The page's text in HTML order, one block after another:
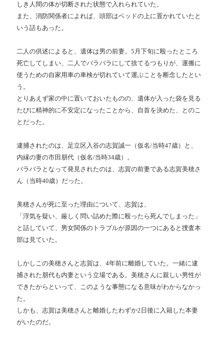
しき人間の体が切断された状態で入れられていた。
また、消防関係者によれば、頭部はベッドの上に置かれていたと
いう話もあった。
二人の供述によると、遺体は男の前妻。5月下旬に殴ったところ
死亡してしまい、二人でバラバラにして捨てるつもりが、運搬に
使うための自家用車の車検が切れていて運ぶことを断念したとい
う。
とりあえず家の中に置いておいたものの、遺体が入った袋を見る
たびに精神的に不安定になったことから、自首を決めた、とのこ
とだった。
逮捕されたのは、足立区入谷の志賀誠一（仮名/当時47歳）と、
内縁の妻の市田朋代（仮名/当時34歳）。
バラバラとなって発見されたのは、志賀の前妻である志賀美穂さ
ん（当時40歳）だった。
美穂さんが死に至った理由について、志賀は、
「浮気を疑い、厳しく問い詰めた際に殴ったら死んでしまった」
と話していて、男女関係のトラブルが原因の一つにあると捜査本
部は見ていた。
しかしこの美穂さんと志賀は、4年前に離婚していた。一緒に逮
捕された朋代も内妻という立場である。美穂さんに親しい男性が
できたからといって、このような事態になる意味がわからなかっ
た。
しかも、志賀は美穂さんと離婚したわずか2日後に入籍した本妻
がいたのだ。